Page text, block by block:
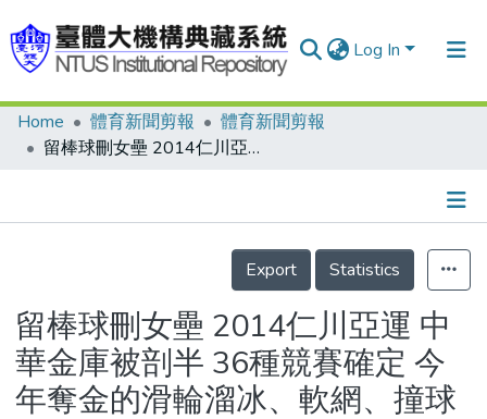
Log In
Communities & Collections
Statistics
Home 體育新聞剪報
體育新聞剪報
留棒球刪女壘 2014仁川亞運 中華金庫被剖半 36種競賽確定 今年奪金的滑輪溜冰、軟網、撞球不續辦 發展大受衝擊/海峽杯女壘賽 奪冠復仇！台師大轟垮強投/海峽杯女壘賽 又被逆轉 台體崩盤獲第4/亞運噩耗傳來 經費大砍 女壘怕就此玩完
Details
Export
Statistics
留棒球刪女壘 2014仁川亞運 中
華金庫被剖半 36種競賽確定 今
年奪金的滑輪溜冰、軟網、撞球